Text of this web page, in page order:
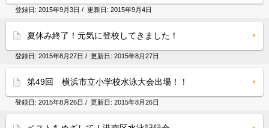
登録日: 2015年9月3日 / 更新日: 2015年9月4日
夏休み終了！元気に登校してきました！
登録日: 2015年8月27日 / 更新日: 2015年8月27日
第49回 横浜市立小学校水泳大会出場！！
登録日: 2015年8月26日 / 更新日: 2015年8月26日